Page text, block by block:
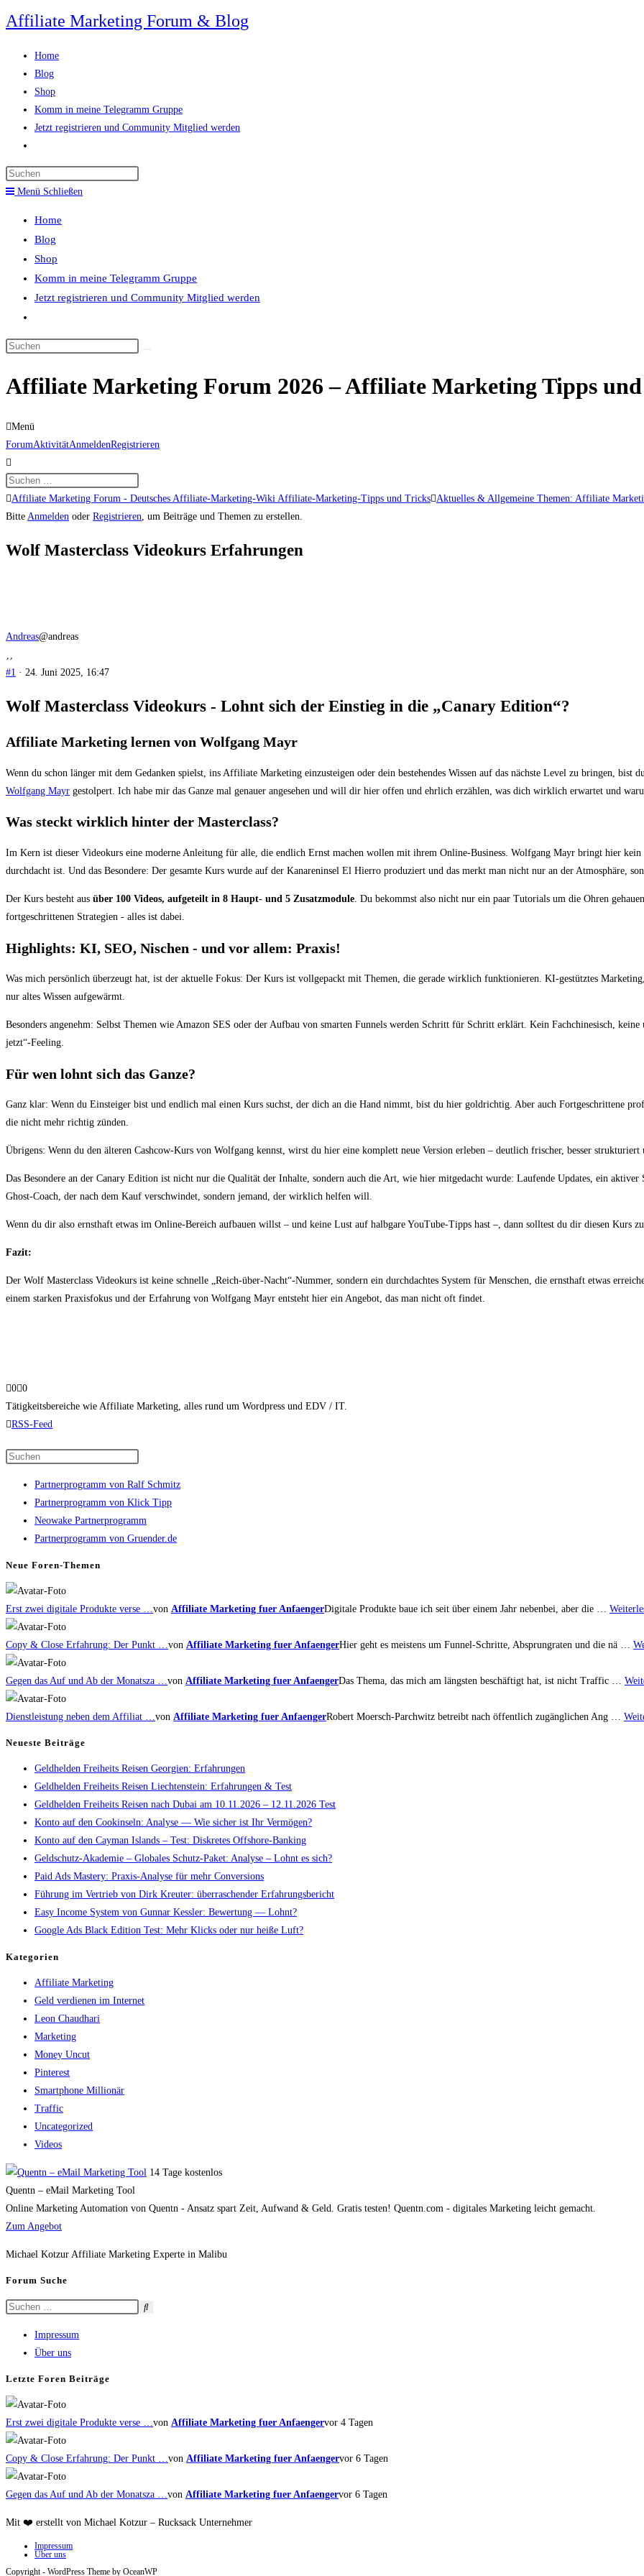
Zum
Inhalt
springen
Affiliate Marketing Forum & Blog
Home
Blog
Shop
Komm in meine Telegramm Gruppe
Jetzt registrieren und Community Mitglied werden
umschalten
panel.
Menü Schließen
Home
Blog
Shop
Komm in meine Telegramm Gruppe
Jetzt registrieren und Community Mitglied werden
umschalten
Diese
durchsuchen
Affiliate Marketing Forum 2026 – Affiliate Marketing Tipps und
Menü
Forum-
Navigation
ForumAktivitätAnmeldenRegistrieren
Forum-
Breadcrumbs
Du
Affiliate Marketing Forum - Deutsches Affiliate-Marketing-Wiki Affiliate-Marketing-Tipps und Tricks Aktuelles & Allgemeine Themen: Affiliate
Bitte Anmelden oder Registrieren , um Beiträge und Themen zu erstellen.
Wolf Masterclass Videokurs Erfahrungen
Andreas@andreas
#1 · 24. Juni 2025, 16:47
Wolf Masterclass Videokurs - Lohnt sich der Einstieg in die „Canary Edition“?
Affiliate Marketing lernen von Wolfgang Mayr
Wenn du schon länger mit dem Gedanken spielst, ins Affiliate Marketing einzusteigen oder dein bestehendes Wissen auf das nächste Level zu bringen, bist
Wolfgang Mayr gestolpert. Ich habe mir das Ganze mal genauer angesehen und will dir hier offen und ehrlich erzählen, was dich wirklich erwartet und
Was steckt wirklich hinter der Masterclass?
Im Kern ist dieser Videokurs eine moderne Anleitung für alle, die endlich Ernst machen wollen mit ihrem Online-Business. Wolfgang Mayr bringt hier kein
durchdacht ist. Und das Besondere: Der gesamte Kurs wurde auf der Kanareninsel El Hierro produziert und das merkt man nicht nur an der Atmosphäre,
Der Kurs besteht aus über 100 Videos, aufgeteilt in 8 Haupt- und 5 Zusatzmodule . Du bekommst also nicht nur ein paar Tutorials um die Ohren
fortgeschrittenen Strategien - alles ist dabei.
Highlights: KI, SEO, Nischen - und vor allem: Praxis!
Was mich persönlich überzeugt hat, ist der aktuelle Fokus: Der Kurs ist vollgepackt mit Themen, die gerade wirklich funktionieren. KI-gestütztes
nur altes Wissen aufgewärmt.
Besonders angenehm: Selbst Themen wie Amazon SES oder der Aufbau von smarten Funnels werden Schritt für Schritt erklärt. Kein Fachchinesisch,
jetzt“-Feeling.
Für wen lohnt sich das Ganze?
Ganz klar: Wenn du Einsteiger bist und endlich mal einen Kurs suchst, der dich an die Hand nimmt, bist du hier goldrichtig. Aber auch Fortgeschrittene
die nicht mehr richtig zünden.
Übrigens: Wenn du den älteren Cashcow-Kurs von Wolfgang kennst, wirst du hier eine komplett neue Version erleben – deutlich frischer, besser
Das Besondere an der Canary Edition ist nicht nur die Qualität der Inhalte, sondern auch die Art, wie hier mitgedacht wurde: Laufende Updates, ein
Ghost-Coach, der nach dem Kauf verschwindet, sondern jemand, der wirklich helfen will.
Wenn du dir also ernsthaft etwas im Online-Bereich aufbauen willst – und keine Lust auf halbgare YouTube-Tipps hast –, dann solltest du dir diesen Kurs
Fazit:
Der Wolf Masterclass Videokurs ist keine schnelle „Reich-über-Nacht“-Nummer, sondern ein durchdachtes System für Menschen, die ernsthaft etwas
einem starken Praxisfokus und der Erfahrung von Wolfgang Mayr entsteht hier ein Angebot, das man nicht oft findet.
Anklicken
für
Daumen
unten.
0 Anklicken
für
Daumen
oben.
0
Tätigkeitsbereiche wie Affiliate Marketing, alles rund um Wordpress und EDV / IT.
RSS-Feed
to
close
the
search
Partnerprogramm von Ralf Schmitz
Partnerprogramm von Klick Tipp
Neowake Partnerprogramm
Partnerprogramm von Gruender.de
Neue Foren-Themen
Erst zwei digitale Produkte verse … von Affiliate Marketing fuer AnfaengerDigitale Produkte baue ich seit über einem Jahr nebenbei, aber die …
Copy & Close Erfahrung: Der Punkt … von Affiliate Marketing fuer AnfaengerHier geht es meistens um Funnel-Schritte, Absprungraten und die nä …
Gegen das Auf und Ab der Monatsza … von Affiliate Marketing fuer AnfaengerDas Thema, das mich am längsten beschäftigt hat, ist nicht Traffic …
Dienstleistung neben dem Affiliat … von Affiliate Marketing fuer AnfaengerRobert Moersch-Parchwitz betreibt nach öffentlich zugänglichen Ang …
Neueste Beiträge
Geldhelden Freiheits Reisen Georgien: Erfahrungen
Geldhelden Freiheits Reisen Liechtenstein: Erfahrungen & Test
Geldhelden Freiheits Reisen nach Dubai am 10.11.2026 – 12.11.2026 Test
Konto auf den Cookinseln: Analyse — Wie sicher ist Ihr Vermögen?
Konto auf den Cayman Islands – Test: Diskretes Offshore-Banking
Geldschutz-Akademie – Globales Schutz-Paket: Analyse – Lohnt es sich?
Paid Ads Mastery: Praxis-Analyse für mehr Conversions
Führung im Vertrieb von Dirk Kreuter: überraschender Erfahrungsbericht
Easy Income System von Gunnar Kessler: Bewertung — Lohnt?
Google Ads Black Edition Test: Mehr Klicks oder nur heiße Luft?
Kategorien
Affiliate Marketing
Geld verdienen im Internet
Leon Chaudhari
Marketing
Money Uncut
Pinterest
Smartphone Millionär
Traffic
Uncategorized
Videos
14 Tage kostenlos
Quentn – eMail Marketing Tool
Online Marketing Automation von Quentn - Ansatz spart Zeit, Aufwand & Geld. Gratis testen! Quentn.com - digitales Marketing leicht gemacht.
Zum Angebot
Michael Kotzur Affiliate Marketing Experte in Malibu
Forum Suche
Impressum
Über uns
Letzte Foren Beiträge
Erst zwei digitale Produkte verse …von Affiliate Marketing fuer Anfaengervor 4 Tagen
Copy & Close Erfahrung: Der Punkt …von Affiliate Marketing fuer Anfaengervor 6 Tagen
Gegen das Auf und Ab der Monatsza …von Affiliate Marketing fuer Anfaengervor 6 Tagen
Mit ❤️ erstellt von Michael Kotzur – Rucksack Unternehmer
Impressum
Über uns
Copyright - WordPress Theme by OceanWP